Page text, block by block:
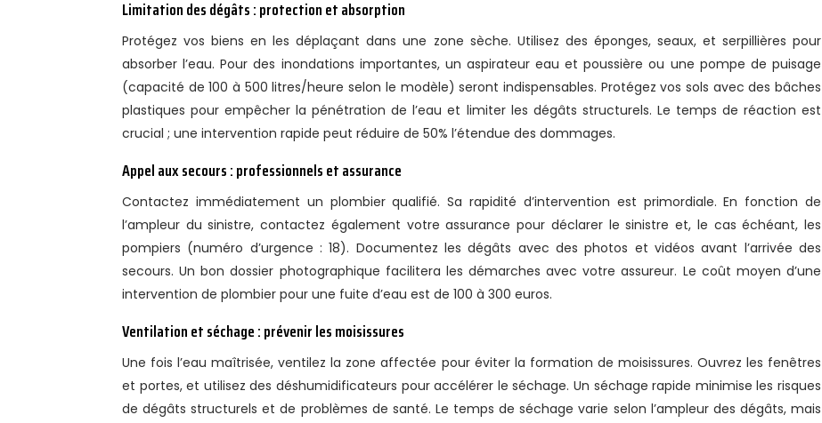
Limitation des dégâts : protection et absorption
Protégez vos biens en les déplaçant dans une zone sèche. Utilisez des éponges, seaux, et serpillières pour
absorber l’eau. Pour des inondations importantes, un aspirateur eau et poussière ou une pompe de puisage
(capacité de 100 à 500 litres/heure selon le modèle) seront indispensables. Protégez vos sols avec des bâches
plastiques pour empêcher la pénétration de l’eau et limiter les dégâts structurels. Le temps de réaction est
crucial ; une intervention rapide peut réduire de 50% l’étendue des dommages.
Appel aux secours : professionnels et assurance
Contactez immédiatement un plombier qualifié. Sa rapidité d’intervention est primordiale. En fonction de
l’ampleur du sinistre, contactez également votre assurance pour déclarer le sinistre et, le cas échéant, les
pompiers (numéro d’urgence : 18). Documentez les dégâts avec des photos et vidéos avant l’arrivée des
secours. Un bon dossier photographique facilitera les démarches avec votre assureur. Le coût moyen d’une
intervention de plombier pour une fuite d’eau est de 100 à 300 euros.
Ventilation et séchage : prévenir les moisissures
Une fois l’eau maîtrisée, ventilez la zone affectée pour éviter la formation de moisissures. Ouvrez les fenêtres
et portes, et utilisez des déshumidificateurs pour accélérer le séchage. Un séchage rapide minimise les risques
de dégâts structurels et de problèmes de santé. Le temps de séchage varie selon l’ampleur des dégâts, mais